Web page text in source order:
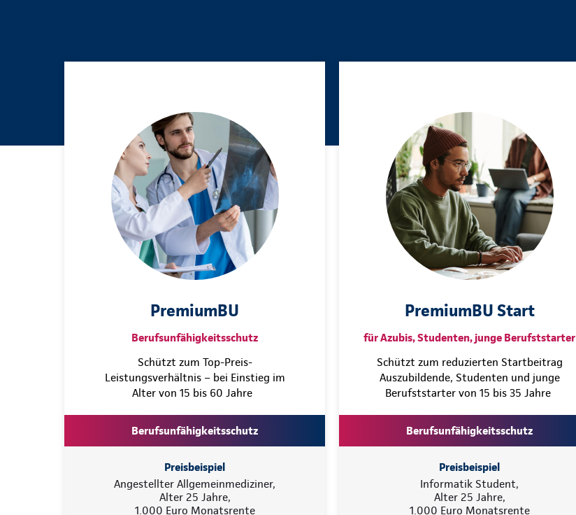
PremiumBU
Berufsunfähigkeitsschutz
Schützt zum Top-Preis-
Leistungsverhältnis – bei Einstieg im
Alter von 15 bis 60 Jahre
Berufsunfähigkeitsschutz
Preisbeispiel
Angestellter Allgemeinmediziner,
Alter 25 Jahre,
1.000 Euro Monatsrente
PremiumBU Start
für Azubis, Studenten, junge Berufststarter
Schützt zum reduzierten Startbeitrag
Auszubildende, Studenten und junge
Berufststarter von 15 bis 35 Jahre
Berufsunfähigkeitsschutz
Preisbeispiel
Informatik Student,
Alter 25 Jahre,
1.000 Euro Monatsrente